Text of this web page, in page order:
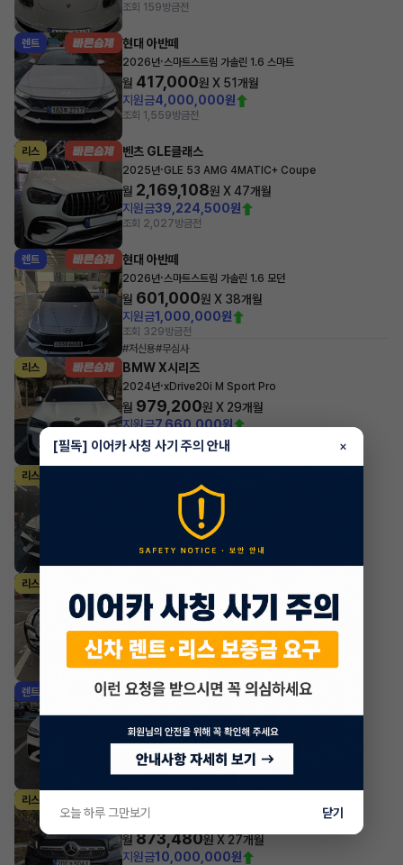
조회 159방금전
렌트 현대 아반떼
2026년·스마트스트림 가솔린 1.6 스마트
월 417,000원 X 51개월
지원금4,000,000원
조회 1,559방금전
리스 벤츠 GLE클래스
2025년·GLE 53 AMG 4MATIC+ Coupe
월 2,169,108원 X47개월
지원금39,224,500원
조회 2,027방금전
렌트 현대 아반떼
2026년·스마트스트림 가솔린 1.6 모던
월 601,000원 X 38개월
지원금1,000,000원
조회 329방금전
#저신용#무심사
리스
BMW X시리즈
2024년·xDrive20i M Sport Pro
월 979,200원 X 29개월
지원금7,660,000원
조회 2,979방금전
리스
스마트스트림 가솔린 1.6 인스퍼레이션
450,100 원 X23
방금전
리스
2023년 Taycan
월 1,933,380 원 X24 개월
지원금7,000,000원
조회 3,963 방금전
렌트 제네시스 GV70
월1,076,205원 X36개월
조회 4,387 방금전
리스
2023년
월 873,480원 X 27개월
지원금10,000,000원
[필독] 이어카 사칭 사기 주의 안내 ×
오늘 하루 그만보기 닫기